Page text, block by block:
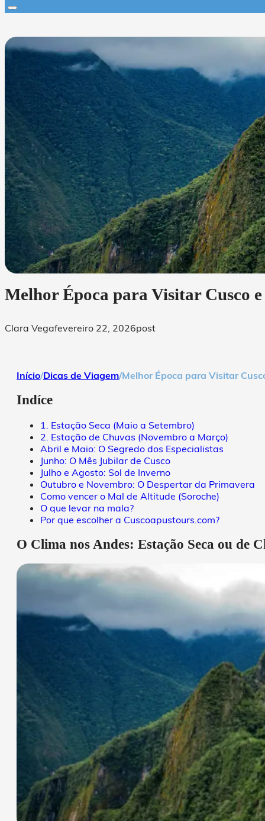
Melhor Época para Visitar Cusco
Clara Vegafevereiro 22, 2026post
Início/Dicas de Viagem/Melhor Época para Visitar
Indíce
1. Estação Seca (Maio a Setembro)
2. Estação de Chuvas (Novembro a Março)
Abril e Maio: O Segredo dos Especialistas
Junho: O Mês Jubilar de Cusco
Julho e Agosto: Sol de Inverno
Outubro e Novembro: O Despertar da Primavera
Como vencer o Mal de Altitude (Soroche)
O que levar na mala?
Por que escolher a Cuscoapustours.com?
O Clima nos Andes: Estação Seca ou de